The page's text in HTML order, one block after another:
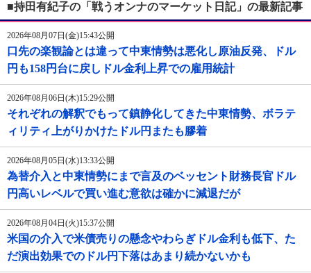
■持田有紀子の「戦うオンナのマーケット日記」の最新記事
2026年08月07日(金)15:43公開
口先の楽観論とは違って中東情勢は悪化し原油反発、ドル
円も158円台に戻しドル金利上昇での雇用統計
2026年08月06日(木)15:29公開
それぞれの解釈でもって鎮静化してきた中東情勢、ボラテ
ィリティ上がりかけたドル円またも膠着
2026年08月05日(水)13:33公開
為替介入と中東情勢にまで言及のベッセント財務長官ドル
円高いレベルで買い進む意欲は確かに減退だが
2026年08月04日(火)15:37公開
米国の介入で米債売りの懸念やわらぎドル金利も低下、た
だ演出効果でのドル円下落はあまり続かないかも